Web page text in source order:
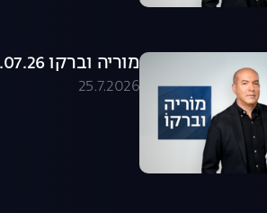
מוריה וברקו 25.07.26 - התכנית המלאה
25.7.2026